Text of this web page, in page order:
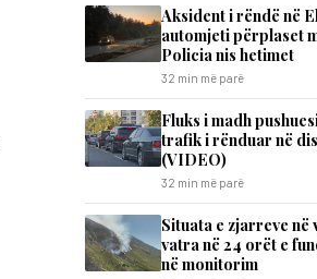
Aksident i rëndë në
automjeti përplaset
Policia nis hetimet
32 min më parë
Fluks i madh
trafik i rënduar në
(VIDEO)
32 min më parë
Situata e zjarreve në
vatra në 24 orët e
në monitorim